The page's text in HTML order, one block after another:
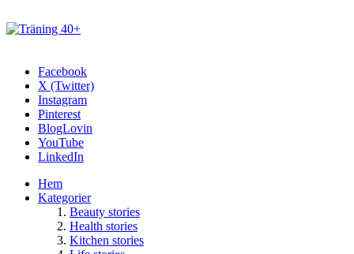
Facebook
X (Twitter)
Instagram
Pinterest
BlogLovin
YouTube
LinkedIn
Hem
Kategorier
Beauty stories
Health stories
Kitchen stories